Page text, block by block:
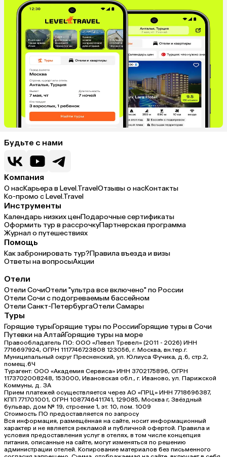
Будьте с нами
Компания
О насКарьера в Level.TravelОтзывы о насКонтакты
Ко-промо с Level.Travel
Инструменты
Календарь низких ценПодарочные сертификаты
Оформить тур в рассрочкуПартнерская программа
Журнал о путешествиях
Помощь
Как забронировать тур?Правила въезда и визы
Ответы на вопросыАкции
Отели
Отели СочиОтели "ультра все включено" по России
Отели Сочи с подогреваемым бассейном
Отели Санкт-ПетербургаОтели Самары
Туры
Горящие турыГорящие туры по РоссииГорящие туры в Сочи
Путевки на АлтайГорящие туры на море
Правообладатель ПО: ООО «Левел Тревел» (2011 - 2026) ИНН
7716697924, ОГРН 1117746723808 123056, г. Москва, вн.тер.г.
Муниципальный округ Пресненский, ул. Юлиуса Фучика, д.6, стр.2,
помещ.6Ч
Турагент: ООО «Академия Сервиса» ИНН 3702175896, ОГРН
1173702008248, 153000, Ивановская обл., г. Иваново, ул. Парижской
Коммуны, д. ЗА
Прием платежей осуществляется через АО «ПРЦ» ИНН 7718696387,
КПП 771701001, ОГРН 1087746411741, 129085, Москва г, Звёздный
бульвар, дом № 19, строение 1, эт. 10, пом. 1009
Стоимость ПО предоставляется по запросу
Вся информация, размещённая на сайте, носит информационный
характер и не является рекламой и публичной офертой. Правила и
условия предоставления услуг в отелях, в том числе концепция
питания, описанные на сайте, могут изменяться по решению
администрации отелей. Копирование материалов без письменного